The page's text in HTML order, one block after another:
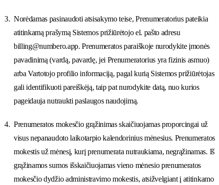
Norėdamas pasinaudoti atsisakymo teise, Prenumeratorius pateikia
atitinkamą prašymą Sistemos prižiūrėtojo el. pašto adresu
billing@numbero.app. Prenumeratos paraiškoje nurodykite įmonės
pavadinimą (vardą, pavardę, jei Prenumeratorius yra fizinis asmuo)
arba Vartotojo profilio informaciją, pagal kurią Sistemos prižiūrėtojas
gali identifikuoti pareiškėją, taip pat nurodykite datą, nuo kurios
pageidauja nutraukti paslaugos naudojimą.
Prenumeratos mokesčio grąžinimas skaičiuojamas proporcingai už
visus nepanaudoto laikotarpio kalendorinius mėnesius. Prenumeratos
mokestis už mėnesį, kurį prenumerata nutraukiama, negrąžinamas. Iš
grąžinamos sumos išskaičiuojamas vieno mėnesio prenumeratos
mokesčio dydžio administravimo mokestis, atsižvelgiant į atitinkamo